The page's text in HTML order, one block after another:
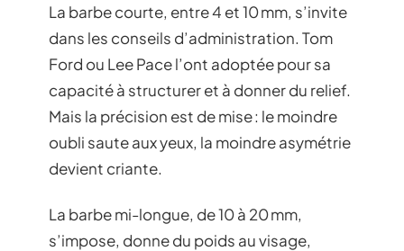
La barbe courte, entre 4 et 10 mm, s’invite
dans les conseils d’administration. Tom
Ford ou Lee Pace l’ont adoptée pour sa
capacité à structurer et à donner du relief.
Mais la précision est de mise : le moindre
oubli saute aux yeux, la moindre asymétrie
devient criante.
La barbe mi-longue, de 10 à 20 mm,
s’impose, donne du poids au visage,